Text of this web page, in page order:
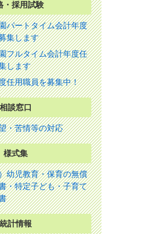
・採用試験
パートタイム会計年度
集します
フルタイム会計年度任
します
任用職員を募集中！
相談窓口
・苦情等の対応
様式集
幼児教育・保育の無償
・特定子ども・子育て
統計情報